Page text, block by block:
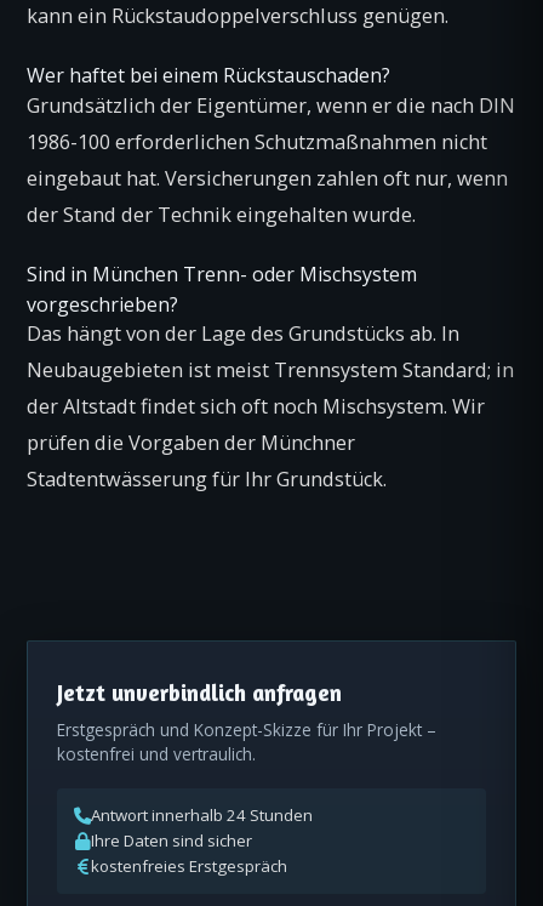
kann ein Rückstaudoppelverschluss genügen.
Wer haftet bei einem Rückstauschaden?
Grundsätzlich der Eigentümer, wenn er die nach DIN
1986-100 erforderlichen Schutzmaßnahmen nicht
eingebaut hat. Versicherungen zahlen oft nur, wenn
der Stand der Technik eingehalten wurde.
Sind in München Trenn- oder Mischsystem
vorgeschrieben?
Das hängt von der Lage des Grundstücks ab. In
Neubaugebieten ist meist Trennsystem Standard; in
der Altstadt findet sich oft noch Mischsystem. Wir
prüfen die Vorgaben der Münchner
Stadtentwässerung für Ihr Grundstück.
Jetzt unverbindlich anfragen
Erstgespräch und Konzept-Skizze für Ihr Projekt –
kostenfrei und vertraulich.
Antwort innerhalb 24 Stunden
Ihre Daten sind sicher
kostenfreies Erstgespräch